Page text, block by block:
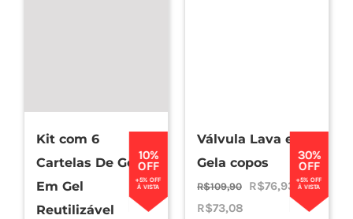
10%
OFF
+5% OFF
À VISTA
Kit com 6
Cartelas De Gelo
Em Gel
Reutilizável
30%
OFF
+5% OFF
À VISTA
Válvula Lava e
Gela copos
R$109,90
O
R$76,93 O
preço
R$73,08